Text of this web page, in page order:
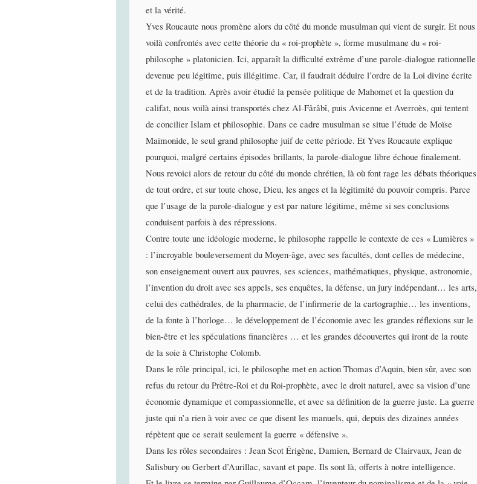
et la vérité.
Yves Roucaute nous promène alors du côté du monde musulman qui vient de surgir. Et nous
voilà confrontés avec cette théorie du « roi-prophète », forme musulmane du « roi-
philosophe » platonicien. Ici, apparaît la difficulté extrême d’une parole-dialogue rationnelle
devenue peu légitime, puis illégitime. Car, il faudrait déduire l’ordre de la Loi divine écrite
et de la tradition. Après avoir étudié la pensée politique de Mahomet et la question du
califat, nous voilà ainsi transportés chez Al-Fârâbî, puis Avicenne et Averroès, qui tentent
de concilier Islam et philosophie. Dans ce cadre musulman se situe l’étude de Moïse
Maïmonide, le seul grand philosophe juif de cette période. Et Yves Roucaute explique
pourquoi, malgré certains épisodes brillants, la parole-dialogue libre échoue finalement.
Nous revoici alors de retour du côté du monde chrétien, là où font rage les débats théoriques
de tout ordre, et sur toute chose, Dieu, les anges et la légitimité du pouvoir compris. Parce
que l’usage de la parole-dialogue y est par nature légitime, même si ses conclusions
conduisent parfois à des répressions.
Contre toute une idéologie moderne, le philosophe rappelle le contexte de ces « Lumières »
: l’incroyable bouleversement du Moyen-âge, avec ses facultés, dont celles de médecine,
son enseignement ouvert aux pauvres, ses sciences, mathématiques, physique, astronomie,
l’invention du droit avec ses appels, ses enquêtes, la défense, un jury indépendant… les arts,
celui des cathédrales, de la pharmacie, de l’infirmerie de la cartographie… les inventions,
de la fonte à l’horloge… le développement de l’économie avec les grandes réflexions sur le
bien-être et les spéculations financières … et les grandes découvertes qui iront de la route
de la soie à Christophe Colomb.
Dans le rôle principal, ici, le philosophe met en action Thomas d’Aquin, bien sûr, avec son
refus du retour du Prêtre-Roi et du Roi-prophète, avec le droit naturel, avec sa vision d’une
économie dynamique et compassionnelle, et avec sa définition de la guerre juste. La guerre
juste qui n’a rien à voir avec ce que disent les manuels, qui, depuis des dizaines années
répètent que ce serait seulement la guerre « défensive ».
Dans les rôles secondaires : Jean Scot Érigène, Damien, Bernard de Clairvaux, Jean de
Salisbury ou Gerbert d’Aurillac, savant et pape. Ils sont là, offerts à notre intelligence.